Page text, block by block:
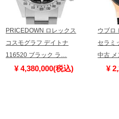
PRICEDOWN ロレックス
コスモグラフ デイトナ
116520 ブラック ラ…
¥ 4,380,000(税込)
ウブロ
セラミ
中古 メ
¥